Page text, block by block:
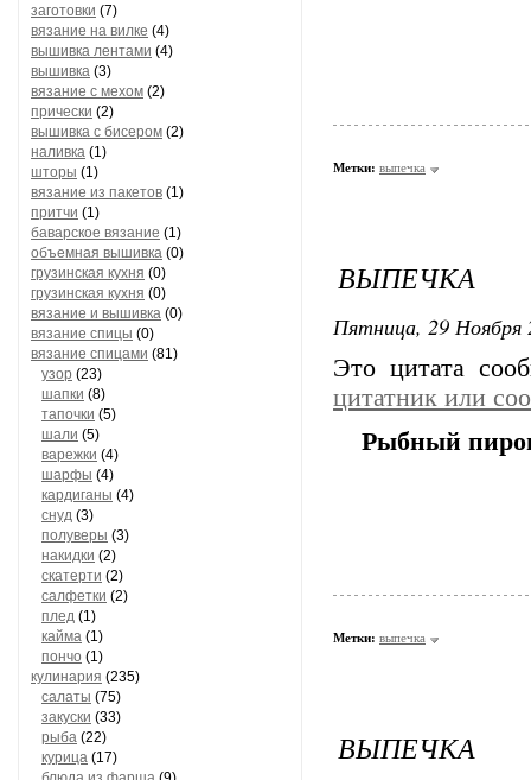
заготовки (7)
вязание на вилке (4)
вышивка лентами (4)
вышивка (3)
вязание с мехом (2)
прически (2)
вышивка с бисером (2)
наливка (1)
шторы (1)
вязание из пакетов (1)
притчи (1)
баварское вязание (1)
объемная вышивка (0)
грузинская кухня (0)
грузинская кухня (0)
вязание и вышивка (0)
вязание спицы (0)
вязание спицами (81)
узор (23)
шапки (8)
тапочки (5)
шали (5)
варежки (4)
шарфы (4)
кардиганы (4)
снуд (3)
полуверы (3)
накидки (2)
скатерти (2)
салфетки (2)
плед (1)
кайма (1)
пончо (1)
кулинария (235)
салаты (75)
закуски (33)
рыба (22)
курица (17)
Метки: выпечка
ВЫПЕЧКА
Пятница, 29 Ноября
Это цитата
цитатник или
Рыбный
Метки: выпечка
ВЫПЕЧКА